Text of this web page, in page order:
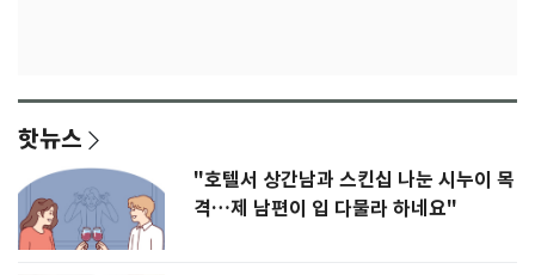
핫뉴스
"호텔서 상간남과 스킨십 나눈 시누이 목
격…제 남편이 입 다물라 하네요"